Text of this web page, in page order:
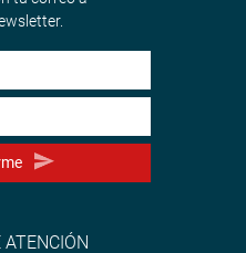
ATENCIÓN